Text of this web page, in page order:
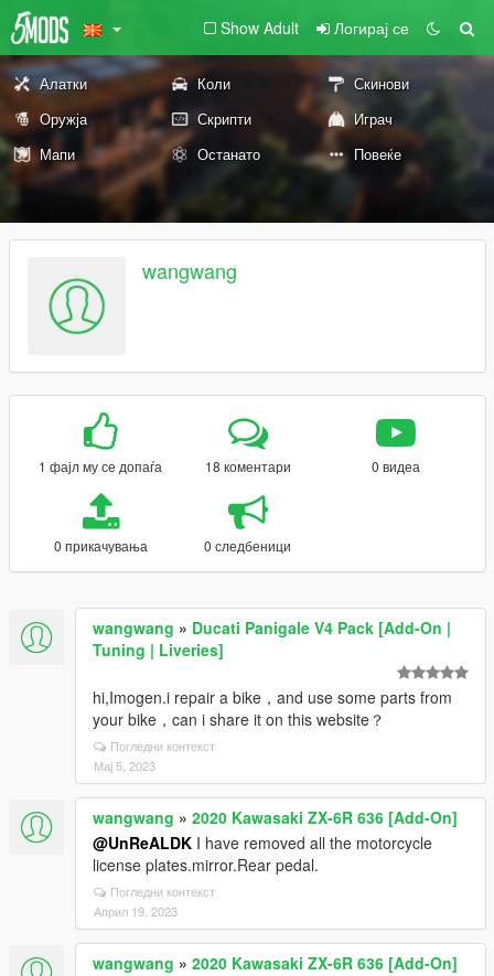
Show Adult Логирај се
Алатки Коли
Скинови
Оружја
Скрипти
Играч
Мапи
Останато Повеќе
wangwang
1 фајл му се допаѓа 18 коментари 0 видеа
0 прикачувања 0 следбеници
wangwang » Ducati Panigale V4 Pack [Add-On |
Tuning | Liveries]
hi,Imogen.i repair a bike，and use some parts from
your bike，can i share it on this website？
Погледни контекст
Мај 5, 2023
wangwang » 2020 Kawasaki ZX-6R 636 [Add-On]
@UnReALDK I have removed all the motorcycle
license plates.mirror.Rear pedal.
Погледни контекст
Април 19, 2023
wangwang » 2020 Kawasaki ZX-6R 636 [Add-On]